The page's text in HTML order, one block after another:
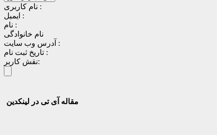
نام کاربری :
ایمیل :
نام :
نام خانوادگی
آدرس وب سایت :
تاریخ ثبت نام :
نقش کاربر:
مقاله آی تی در لینکدین